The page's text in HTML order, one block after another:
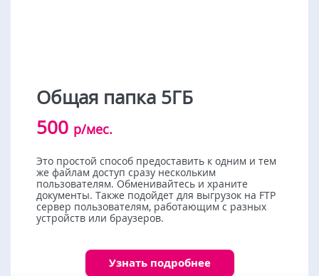
Общая папка 5ГБ
500 р/мес.
Это простой способ предоставить к одним и тем
же файлам доступ сразу нескольким
пользователям. Обменивайтесь и храните
документы. Также подойдет для выгрузок на FTP
сервер пользователям, работающим с разных
устройств или браузеров.
Узнать подробнее